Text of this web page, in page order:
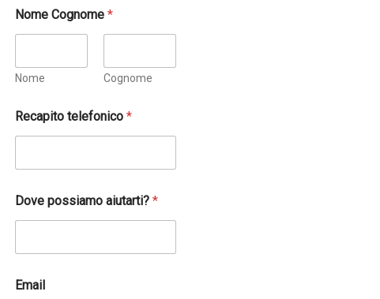
Nome Cognome*
Nome Cognome
o
s
i
m
o
*
i
h
Recapito telefonico*
Dove possiamo aiutarti?*
Email